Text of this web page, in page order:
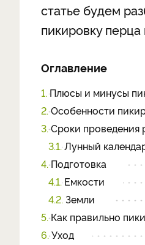
статье будем
пикировку
Оглавление
1. Плюсы и минусы
2. Особенности
3. Сроки проведения
3.1. Лунный
4. Подготовка
4.1. Емкости
4.2. Земли
5. Как правильно
6. Уход